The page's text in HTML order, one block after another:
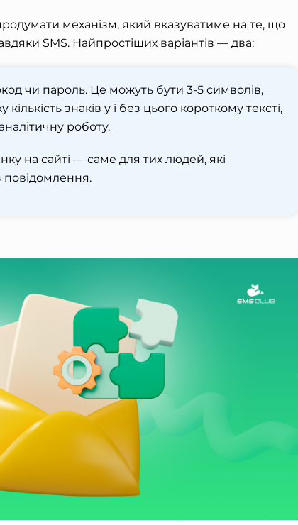
механізм, який вказуватиме на те, що
SMS. Найпростіших варіантів — два:
чи пароль. Це можуть бути 3-5 символів,
кількість знаків у і без цього короткому тексті,
роботу.
на сайті — саме для тих людей, які
повідомлення.